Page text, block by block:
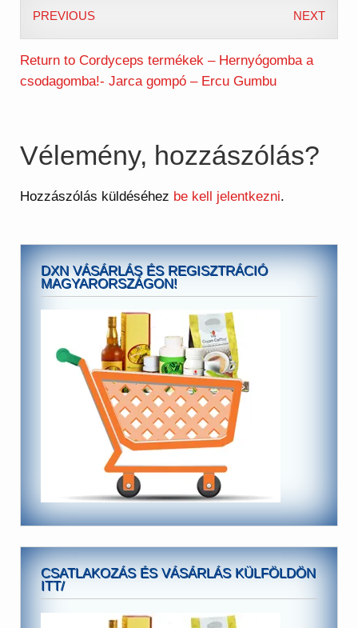
PREVIOUS NEXT
Return to Cordyceps termékek – Hernyógomba a
csodagomba!- Jarca gompó – Ercu Gumbu
Vélemény, hozzászólás?
Hozzászólás küldéséhez be kell jelentkezni.
DXN VÁSÁRLÁS ÉS REGISZTRÁCIÓ
MAGYARORSZÁGON!
CSATLAKOZÁS ÉS VÁSÁRLÁS KÜLFÖLDÖN
ITT/